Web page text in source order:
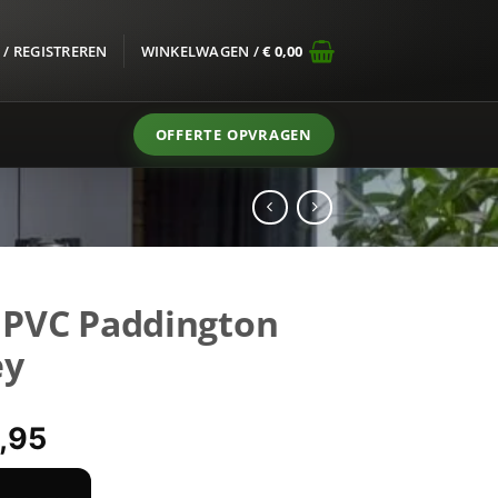
REGISTREREN WINKELWAGEN /€0,00
OFFERTE OPVRAGEN
Paddington
Huidige
prijs